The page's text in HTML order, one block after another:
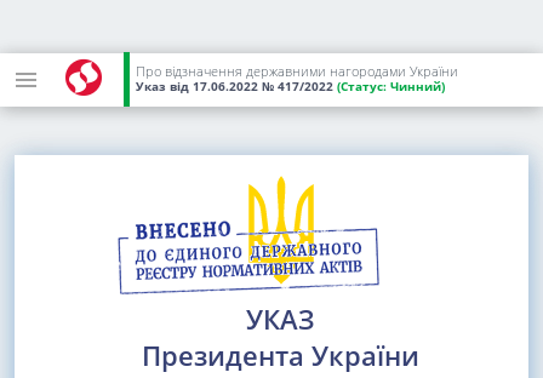
Про відзначення державними нагородами України
Указ від 17.06.2022 № 417/2022 (Статус: Чинний)
УКАЗ
Президента України